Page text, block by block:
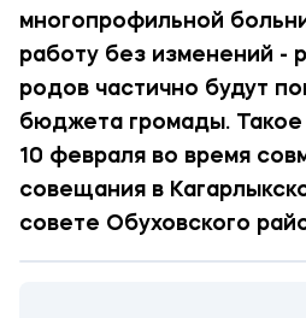
многопрофильной
работу без изменений -
родов частично будут
бюджета громады.
10 февраля во время
совещания в
совете Обуховского